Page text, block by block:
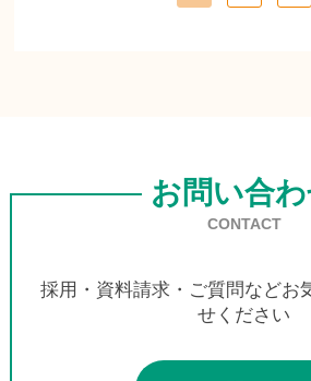
お問い合
CONTACT
採用・資料請求・ご質問などお
せください